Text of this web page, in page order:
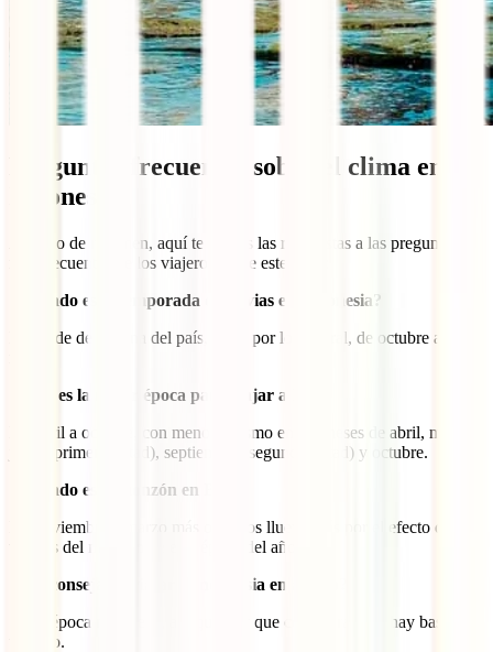
Preguntas frecuentes sobre el clima en
Indonesia
A modo de resumen, aquí te damos las respuestas a las preguntas
más frecuentes de los viajeros sobre este tema:
¿Cuándo es la temporada de lluvias en Indonesia?
Depende de la zona del país, pero, por lo general, de octubre a
¿Cuál es la mejor época para viajar a Bali?
De abril a octubre, con menos turismo en los meses de abril, mayo,
junio (primera mitad), septiembre (segunda mitad) y octubre.
¿Cuándo es el monzón en Bali?
De noviembre a marzo más o menos llueve más por el efecto de los
vientos del monzón de esta época del año.
¿Es aconsejable viajar a Indonesia en agosto?
Sí, es época muy seca, aunque hay que considerar que hay bastante
turismo.